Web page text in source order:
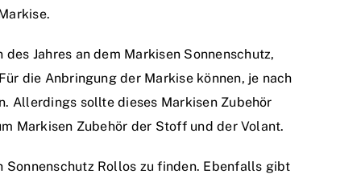
Jahres an dem Markisen Sonnenschutz,
die Anbringung der Markise können, je nach
Allerdings sollte dieses Markisen Zubehör
Markisen Zubehör der Stoff und der Volant.
Sonnenschutz Rollos zu finden. Ebenfalls gibt